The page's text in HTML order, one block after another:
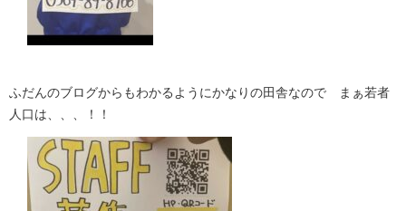
ふだんのブログからもわかるようにかなりの田舎なので まぁ若者
人口は、、、！！